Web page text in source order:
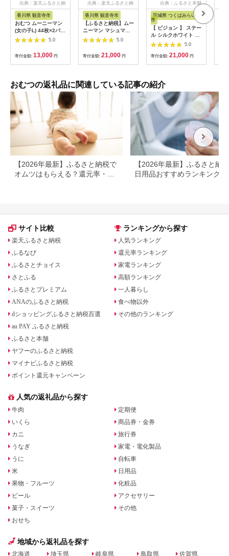
出典：楽天ふるさと納
税
香川県 観音寺市
おむつ ムーニーマン
(女の子L) 44枚×2パッ
クセット パンツタイ
プ ベビー 赤ちゃん ユ
ニ・チャーム
5.0
寄付金額: 13,000 円
出典：楽天ふるさと納
税
香川県 観音寺市
【ふるさと納税】ムー
ニーマン マシュマロ
肌ごこちモレ安心（パ
ンツタイプ）女の子ビ
ック大 26枚入り×3パ
ック ユニ・チャーム
おむつ ハイウエス
（ご入金）確認後、約
2週間～1カ月程度で
お届けとなります。
5.0
寄付金額: 21,000 円
出典：ふるさと本舗
茨城県 つくばみらい
市
【 ピジョン 】 ステー
ル シルクホワイト ベ
ビー用品 赤ちゃん お
むつ処理 消臭 ごみ箱
ゴミ箱 おむつ 蓋付き
におい [BD85-NT]
5.0
寄付金額: 21,000 円
おむつの返礼品に関連している記事の紹介
【2026年最新】ふるさと納税で
オムツはもらえる？還元率・
【2026年最新】ふるさと納
日用品おすすめランキング｜
サイト比較
楽天ふるさと納税
ふるなび
ふるさとチョイス
さとふる
ふるさとプレミアム
ANAのふるさと納税
dショッピングふるさと納税百選
au PAY ふるさと納税
ふるさと本舗
ヤフーのふるさと納税
マイナビふるさと納税
ポイント還元キャンペーン
ランキングから探す
人気ランキング
還元率ランキング
家電ランキング
高額ランキング
一人暮らし
食べ物以外
その他のランキング
人気の返礼品から探す
牛肉
いくら
カニ
うなぎ
うに
米
果物・フルーツ
ビール
菓子・スイーツ
おせち
定期便
商品券・金券
旅行券
家電・電化製品
自転車
日用品
化粧品
アクセサリー
その他
地域から返礼品を探す
北海道 埼玉県 岐阜県 鳥取県 佐賀県